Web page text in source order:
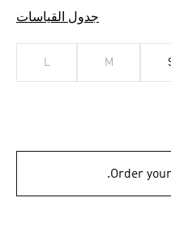
جدول القياسات
M
L
Order